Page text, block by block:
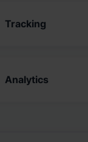
Tracking
Analytics